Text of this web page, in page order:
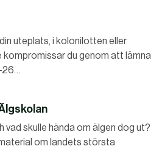
uteplats, i kolonilotten eller
du genom att lämna
vad skulle hända om älgen dog ut?
om landets största